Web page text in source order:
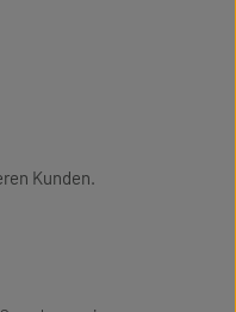
5 Sternen
Kunden.